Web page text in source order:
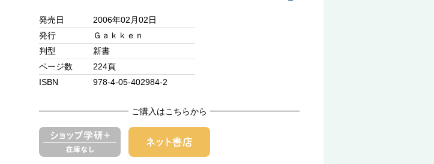
発売日
2006年02月02日
発行
Ｇａｋｋｅｎ
判型
新書
ページ数
224頁
ISBN
978-4-05-402984-2
ご購入はこちらから